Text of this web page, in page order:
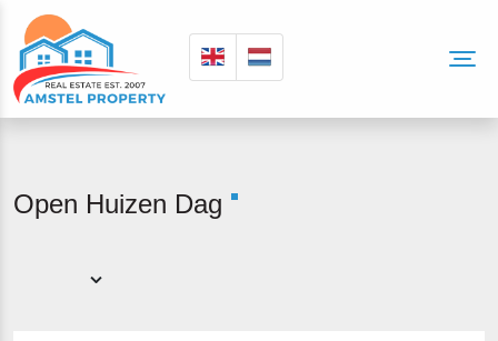
Open Huizen Dag